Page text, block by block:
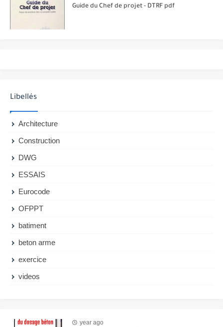
Guide du Chef de projet - DTRF pdf
Libellés
Architecture
Construction
DWG
ESSAIS
Eurocode
OFPPT
batiment
beton arme
exercice
videos
year ago